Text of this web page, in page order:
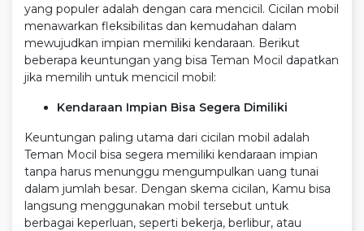
yang populer adalah dengan cara mencicil. Cicilan mobil
menawarkan fleksibilitas dan kemudahan dalam
mewujudkan impian memiliki kendaraan. Berikut
beberapa keuntungan yang bisa Teman Mocil dapatkan
jika memilih untuk mencicil mobil:
Kendaraan Impian Bisa Segera Dimiliki
Keuntungan paling utama dari cicilan mobil adalah
Teman Mocil bisa segera memiliki kendaraan impian
tanpa harus menunggu mengumpulkan uang tunai
dalam jumlah besar. Dengan skema cicilan, Kamu bisa
langsung menggunakan mobil tersebut untuk
berbagai keperluan, seperti bekerja, berlibur, atau